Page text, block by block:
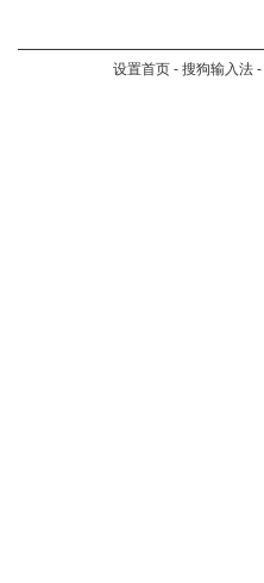
设置首页 - 搜狗输入法 -